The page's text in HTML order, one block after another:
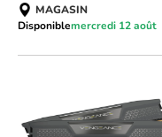
MAGASIN
Disponiblemercredi 12 août